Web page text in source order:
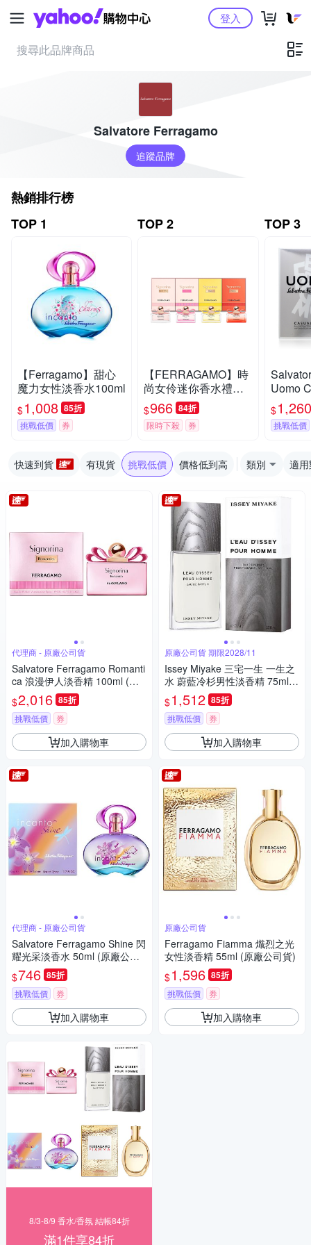
Yahoo購物中心登入
Salvatore Ferragamo
追蹤品牌
熱銷排行榜
TOP 1
【Ferragamo】甜心
魔力女性淡香水100ml
$1,008 85折
挑戰低價 券
TOP 2
【FERRAGAMO】時
尚女伶迷你香水禮盒
(4入*5ml)
$966 84折
限時下殺 券
TOP 3
Uomo
逸男
0ml (平
$1,260
挑戰低價
快速到貨 有現貨 挑戰低價 價格低到高 類別 適
代理商 - 原廠公司貨
Salvatore Ferragamo Romanti
ca 浪漫伊人淡香精 100ml (原
廠公司貨)
$2,016 85折
挑戰低價 券
加入購物車
代理商 - 原廠公司貨
Salvatore Ferragamo Shine 閃
耀光采淡香水 50ml (原廠公司
貨) 效期 2028/07
$746 85折
挑戰低價 券
加入購物車
8/3-8/9 香水/香氛 結帳84折
滿1件享84折
原廠公司貨 期限2028/11
Issey Miyake 三宅一生 一生之
水 蔚藍冷杉男性淡香精 75ml
(原廠公司貨)
$1,512 85折
挑戰低價 券
加入購物車
原廠公司貨
Ferragamo Fiamma 熾烈之光
女性淡香精 55ml (原廠公司貨)
$1,596 85折
挑戰低價 券
加入購物車